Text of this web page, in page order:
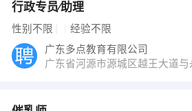
行政专员∕助理
性别不限 经验不限
广东多点教育有限公司
广东省河源市源城区越王大道